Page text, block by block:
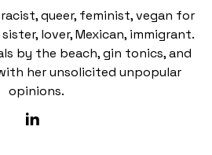
queer, feminist, vegan for
lover, Mexican, immigrant.
by the beach, gin tonics, and
her unsolicited unpopular
opinions.